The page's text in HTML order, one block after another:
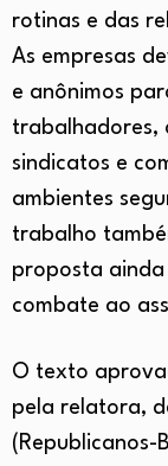
rotinas e das
As empresas
e anônimos
trabalhadores,
sindicatos e
ambientes
trabalho
proposta
combate ao
O texto
pela relatora,
(Republicanos-